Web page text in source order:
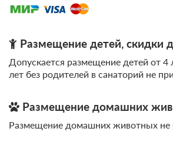
Размещение детей, скидки
Допускается размещение детей от 4
лет без родителей в санаторий не
Размещение домашних
Размещение домашних животных не